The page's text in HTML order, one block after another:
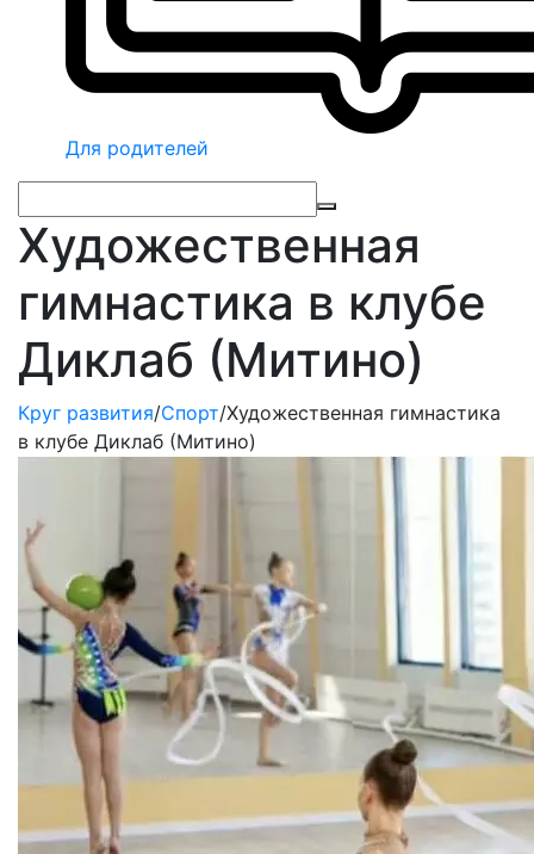
Для родителей
Художественная
гимнастика в клубе
Диклаб (Митино)
Круг развития/Спорт/Художественная гимнастика
в клубе Диклаб (Митино)